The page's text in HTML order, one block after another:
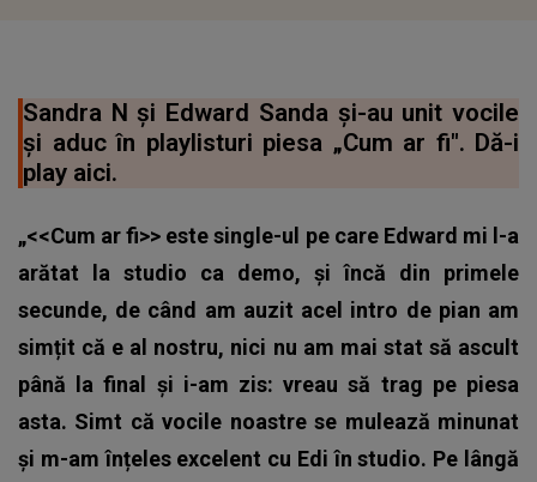
Sandra N și Edward Sanda și-au unit vocile
și aduc în playlisturi piesa „Cum ar fi". Dă-i
play aici.
„<<Cum ar fi>> este single-ul pe care Edward mi l-a
arătat la studio ca demo, și încă din primele
secunde, de când am auzit acel intro de pian am
simțit că e al nostru, nici nu am mai stat să ascult
până la final și i-am zis: vreau să trag pe piesa
asta. Simt că vocile noastre se mulează minunat
și m-am înțeles excelent cu Edi în studio. Pe lângă